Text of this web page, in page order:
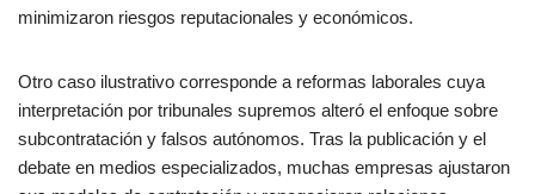
minimizaron riesgos reputacionales y económicos.
Otro caso ilustrativo corresponde a reformas laborales cuya
interpretación por tribunales supremos alteró el enfoque sobre
subcontratación y falsos autónomos. Tras la publicación y el
debate en medios especializados, muchas empresas ajustaron